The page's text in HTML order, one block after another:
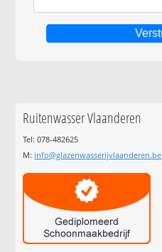
Ruitenwasser Vlaanderen
Tel: 078-482625
M: info@glazenwasserijvlaanderen.be